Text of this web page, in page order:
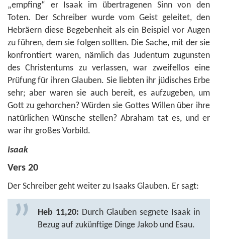
„empfing“ er Isaak im übertragenen Sinn von den
Toten. Der Schreiber wurde vom Geist geleitet, den
Hebräern diese Begebenheit als ein Beispiel vor Augen
zu führen, dem sie folgen sollten. Die Sache, mit der sie
konfrontiert waren, nämlich das Judentum zugunsten
des Christentums zu verlassen, war zweifellos eine
Prüfung für ihren Glauben. Sie liebten ihr jüdisches Erbe
sehr; aber waren sie auch bereit, es aufzugeben, um
Gott zu gehorchen? Würden sie Gottes Willen über ihre
natürlichen Wünsche stellen? Abraham tat es, und er
war ihr großes Vorbild.
Isaak
Vers 20
Der Schreiber geht weiter zu Isaaks Glauben. Er sagt:
Heb 11,20: Durch Glauben segnete Isaak in
Bezug auf zukünftige Dinge Jakob und Esau.